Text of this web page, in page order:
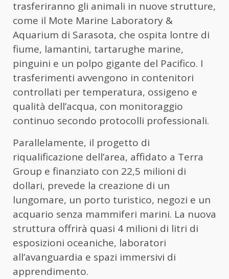
trasferiranno gli animali in nuove strutture,
come il Mote Marine Laboratory &
Aquarium di Sarasota, che ospita lontre di
fiume, lamantini, tartarughe marine,
pinguini e un polpo gigante del Pacifico. I
trasferimenti avvengono in contenitori
controllati per temperatura, ossigeno e
qualità dell’acqua, con monitoraggio
continuo secondo protocolli professionali.
Parallelamente, il progetto di
riqualificazione dell’area, affidato a Terra
Group e finanziato con 22,5 milioni di
dollari, prevede la creazione di un
lungomare, un porto turistico, negozi e un
acquario senza mammiferi marini. La nuova
struttura offrirà quasi 4 milioni di litri di
esposizioni oceaniche, laboratori
all’avanguardia e spazi immersivi di
apprendimento.